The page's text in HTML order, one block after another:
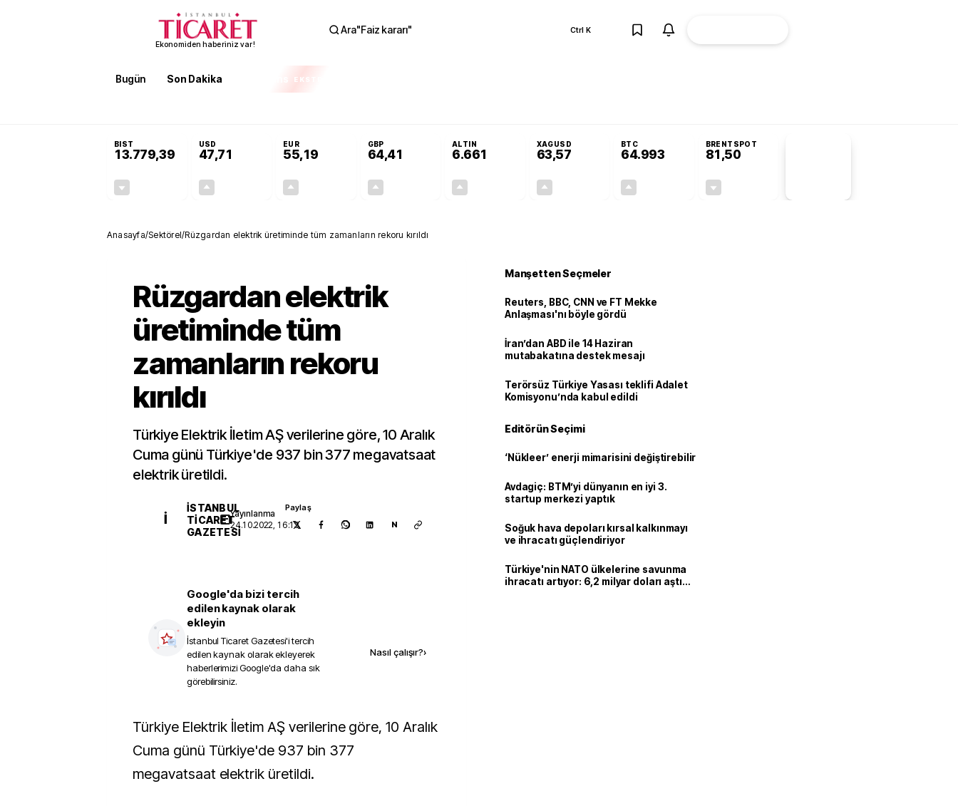
Ekonomiden haberiniz var!
Ara"Faiz kararı" Ctrl K
Bugün Son Dakika EKSTRA
BIST
13.779,39
USD
47,71
EUR
55,19
GBP
64,41
ALTIN
6.661
XAGUSD
63,57
BTC
64.993
BRENTSPOT
81,50
Anasayfa/Sektörel/Rüzgardan elektrik üretiminde tüm zamanların rekoru kırıldı
Rüzgardan elektrik
üretiminde tüm
zamanların rekoru
kırıldı
Türkiye Elektrik İletim AŞ verilerine göre, 10 Aralık
Cuma günü Türkiye'de 937 bin 377 megavatsaat
elektrik üretildi.
İ
İSTANBUL
TICARET
GAZETESI
Yayınlanma
24.10.2022, 16:13
Paylaş
N
Google'da bizi tercih
edilen kaynak olarak
ekleyin
İstanbul Ticaret Gazetesi'i tercih
edilen kaynak olarak ekleyerek
haberlerimizi Google'da daha sık
görebilirsiniz.
Nasıl çalışır?›
Türkiye Elektrik İletim AŞ verilerine göre, 10 Aralık
Cuma günü Türkiye'de 937 bin 377
megavatsaat elektrik üretildi.
Manşetten Seçmeler
Reuters, BBC, CNN ve FT Mekke
Anlaşması'nı böyle gördü
İran’dan ABD ile 14 Haziran
mutabakatına destek mesajı
Terörsüz Türkiye Yasası teklifi Adalet
Komisyonu’nda kabul edildi
Editörün Seçimi
‘Nükleer’ enerji mimarisini değiştirebilir
Avdagiç: BTM’yi dünyanın en iyi 3.
startup merkezi yaptık
Soğuk hava depoları kırsal kalkınmayı
ve ihracatı güçlendiriyor
Türkiye'nin NATO ülkelerine savunma
ihracatı artıyor: 6,2 milyar doları aştı